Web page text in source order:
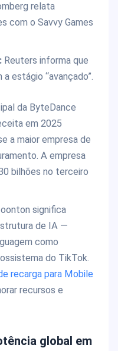
relata
com o Savvy Games
Reuters informa que
estágio “avançado”.
da ByteDance
em 2025
a maior empresa de
A empresa
bilhões no terceiro
significa
de IA —
como
do TikTok.
recarga para Mobile
recursos e
global em